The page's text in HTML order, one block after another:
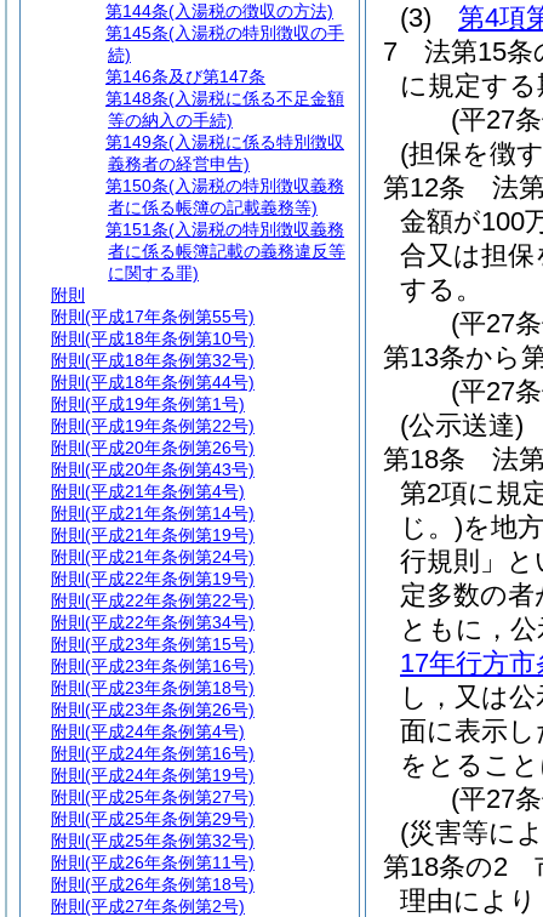
(3)
第4項
7
法第15条
に規定す
(平27
(担保を徴
第12条
法
金額が100
合又は担
する。
(平27
第13条から
(平27
(公示送達)
第18条
法
第2項に規
じ。)を地
行規則」と
定多数の
ともに，
17年行方
し，又は
面に表示
をとるこ
(平27
(災害等に
第18条の2
理由によ
第144条(入湯税の徴収の方法)
第145条(入湯税の特別徴収の手
続)
第146条及び第147条
第148条(入湯税に係る不足金額
等の納入の手続)
第149条(入湯税に係る特別徴収
義務者の経営申告)
第150条(入湯税の特別徴収義務
者に係る帳簿の記載義務等)
第151条(入湯税の特別徴収義務
者に係る帳簿記載の義務違反等
に関する罪)
附則
附則 (平成17年条例第55号)
附則 (平成18年条例第10号)
附則 (平成18年条例第32号)
附則 (平成18年条例第44号)
附則 (平成19年条例第1号)
附則 (平成19年条例第22号)
附則 (平成20年条例第26号)
附則 (平成20年条例第43号)
附則 (平成21年条例第4号)
附則 (平成21年条例第14号)
附則 (平成21年条例第19号)
附則 (平成21年条例第24号)
附則 (平成22年条例第19号)
附則 (平成22年条例第22号)
附則 (平成22年条例第34号)
附則 (平成23年条例第15号)
附則 (平成23年条例第16号)
附則 (平成23年条例第18号)
附則 (平成23年条例第26号)
附則 (平成24年条例第4号)
附則 (平成24年条例第16号)
附則 (平成24年条例第19号)
附則 (平成25年条例第27号)
附則 (平成25年条例第29号)
附則 (平成25年条例第32号)
附則 (平成26年条例第11号)
附則 (平成26年条例第18号)
附則 (平成27年条例第2号)